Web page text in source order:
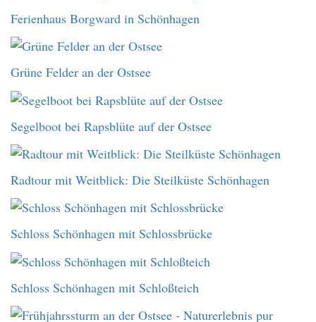
Ferienhaus Borgward in Schönhagen
Grüne Felder an der Ostsee
Segelboot bei Rapsblüte auf der Ostsee
Radtour mit Weitblick: Die Steilküste Schönhagen
Schloss Schönhagen mit Schlossbrücke
Schloss Schönhagen mit Schloßteich